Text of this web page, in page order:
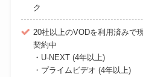
ク
20社以上のVODを利用済みで
契約中
・U-NEXT (4年以上)
・プライムビデオ (4年以上)